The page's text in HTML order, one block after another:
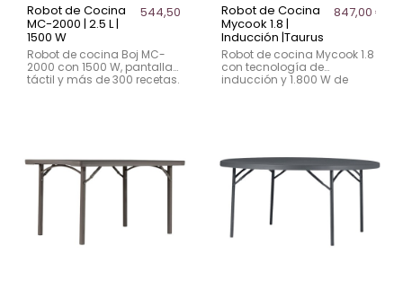
Robot de Cocina
MC-2000 | 2.5 L |
1500 W
544,50 €
Robot de cocina Boj MC-
2000 con 1500 W, pantalla
táctil y más de 300 recetas.
Robot de Cocina
Mycook 1.8 |
Inducción |Taurus
847,00 €
Robot de cocina Mycook 1.8
con tecnología de
inducción y 1.800 W de